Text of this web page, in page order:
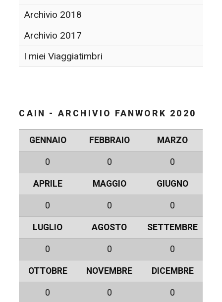
Archivio 2018
Archivio 2017
I miei Viaggiatimbri
CAIN - ARCHIVIO FANWORK 2020
GENNAIO FEBBRAIO MARZO
0 0 0
APRILE MAGGIO GIUGNO
0 0 0
LUGLIO AGOSTO SETTEMBRE
0 0 0
OTTOBRE NOVEMBRE DICEMBRE
0 0 0